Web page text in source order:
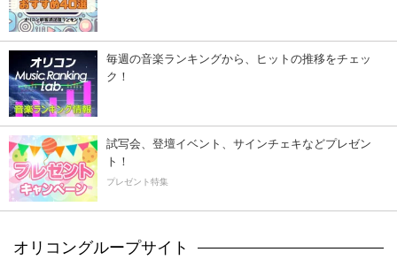
毎週の音楽ランキングから、ヒットの推移をチェッ
ク！
試写会、登壇イベント、サインチェキなどプレゼン
ト！
プレゼント特集
オリコングループサイト